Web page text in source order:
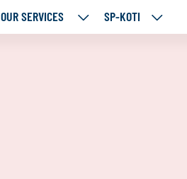
OUR SERVICES
OUR
SP-KOTI
SP-